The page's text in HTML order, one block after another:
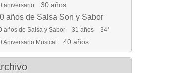
aniversario
30 años
años de Salsa Son y Sabor
años de Salsa y Sabor 31 años
34°
Aniversario Musical
40 años